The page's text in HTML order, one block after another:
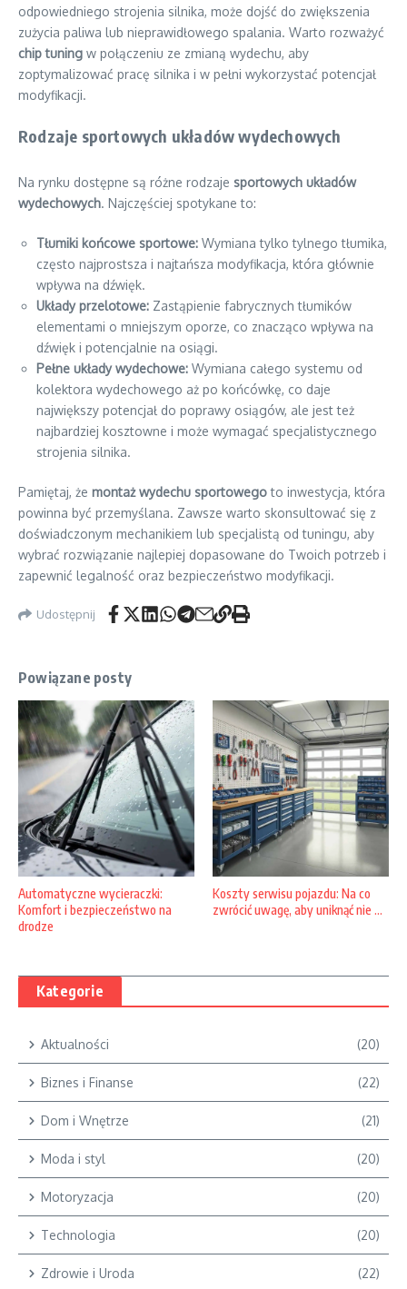
odpowiedniego strojenia silnika, może dojść do zwiększenia
zużycia paliwa lub nieprawidłowego spalania. Warto rozważyć
chip tuning w połączeniu ze zmianą wydechu, aby
zoptymalizować pracę silnika i w pełni wykorzystać potencjał
modyfikacji.
Rodzaje sportowych układów wydechowych
Na rynku dostępne są różne rodzaje sportowych układów
wydechowych. Najczęściej spotykane to:
Tłumiki końcowe sportowe: Wymiana tylko tylnego tłumika,
często najprostsza i najtańsza modyfikacja, która głównie
wpływa na dźwięk.
Układy przelotowe: Zastąpienie fabrycznych tłumików
elementami o mniejszym oporze, co znacząco wpływa na
dźwięk i potencjalnie na osiągi.
Pełne układy wydechowe: Wymiana całego systemu od
kolektora wydechowego aż po końcówkę, co daje
największy potencjał do poprawy osiągów, ale jest też
najbardziej kosztowne i może wymagać specjalistycznego
strojenia silnika.
Pamiętaj, że montaż wydechu sportowegoto inwestycja, która
powinna być przemyślana. Zawsze warto skonsultować się z
doświadczonym mechanikiem lub specjalistą od tuningu, aby
wybrać rozwiązanie najlepiej dopasowane do Twoich potrzeb i
zapewnić legalność oraz bezpieczeństwo modyfikacji.
Udostępnij
Powiązane posty
Automatyczne wycieraczki:
Komfort i bezpieczeństwo na
drodze
Koszty serwisu pojazdu: Na co
zwrócić uwagę, aby uniknąć nie ...
Kategorie
Aktualności (20)
Biznes i Finanse (22)
Dom i Wnętrze (21)
Moda i styl (20)
Motoryzacja (20)
Technologia (20)
Zdrowie i Uroda (22)